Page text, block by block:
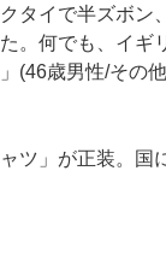
タイで半ズボン
。何でも、イギ
(46歳男性/その
ツ」が正装。国